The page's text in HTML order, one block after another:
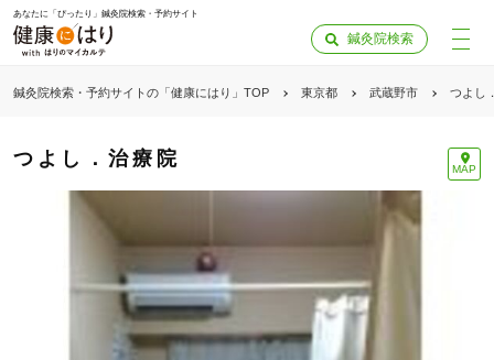
あなたに「ぴったり」鍼灸院検索・予約サイト
鍼灸院検索
鍼灸院検索・予約サイトの「健康にはり」TOP 東京都 武蔵野市 つよし
つよし．治療院 MAP